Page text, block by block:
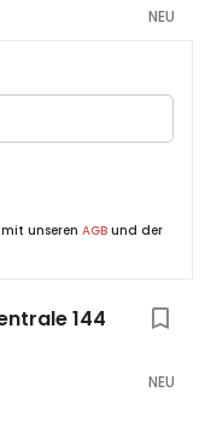
NEU
unseren AGB und der
144
NEU